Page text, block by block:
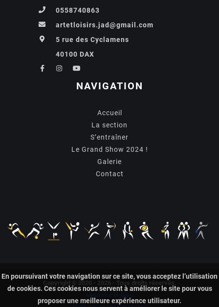
0558740863
artetloisirs.jad@gmail.com
5 rue des Cyclamens
40100 DAX
NAVIGATION
Accueil
La section
S’entraîner
Le Grand Show 2024 !
Galerie
Contact
Copyright © 2020 - 2026 - Tous droits réservés.
Mentions légales
En poursuivant votre navigation sur ce site, vous acceptez l’utilisation
de cookies. Ces cookies nous servent à améliorer le site pour vous
proposer une meilleure expérience utilisateur.